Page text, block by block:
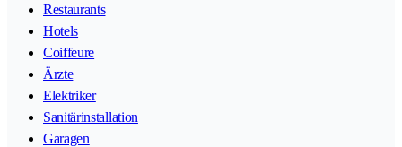
Restaurants
Hotels
Coiffeure
Ärzte
Elektriker
Sanitärinstallation
Garagen